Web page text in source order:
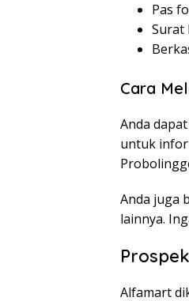
Pas
Surat
Cara
Anda
untuk
Anda juga
lainnya.
Alfamart